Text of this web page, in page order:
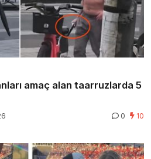
amaç alan taarruzlarda 5
0 10